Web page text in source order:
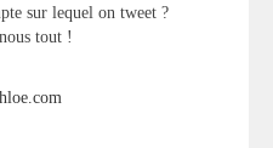
sur lequel on tweet ?
tout !